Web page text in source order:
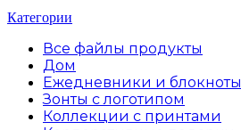
Категории
Все файлы продукты
Дом
Ежедневники и блокноты
Зонты с логотипом
Коллекции с принтами